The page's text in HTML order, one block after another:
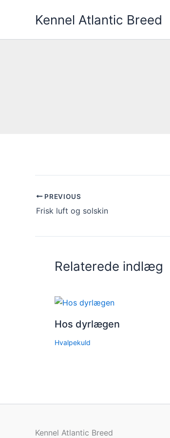
Kennel Atlantic Breed
PREVIOUS
Frisk luft og solskin
Relaterede indlæg
Hos dyrlægen
Hvalpekuld
Kennel Atlantic Breed